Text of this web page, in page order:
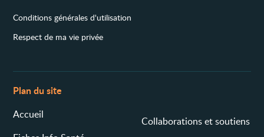
Conditions générales d'utilisation
Respect de ma vie privée
Plan du site
Accueil
Collaborations et soutiens